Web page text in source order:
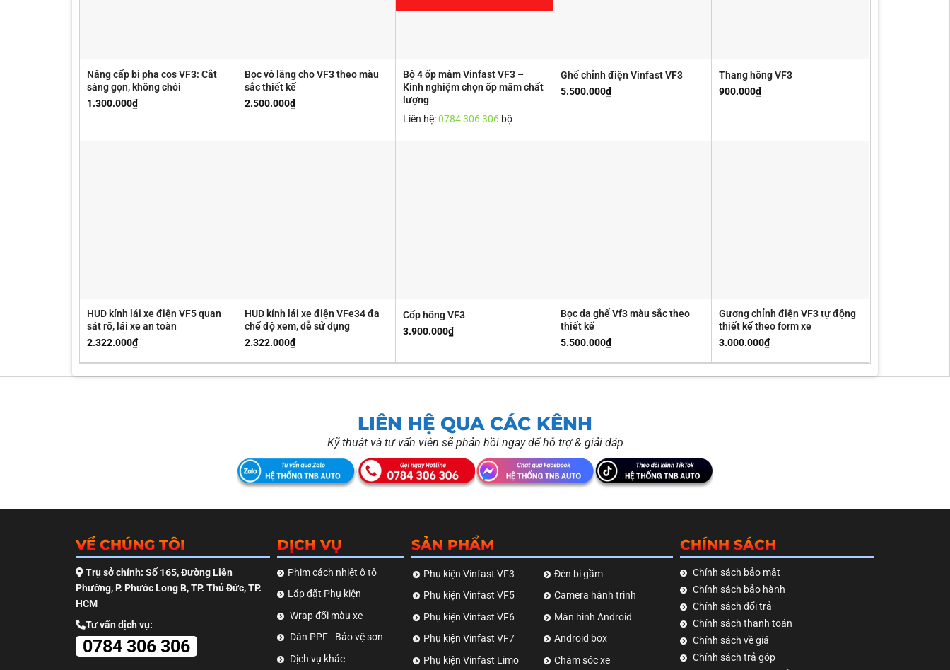
Nâng cấp bi pha cos VF3: Cắt
sáng gọn, không chói
1.300.000₫
Bọc vô lăng cho VF3 theo màu
sắc thiết kế
2.500.000₫
Bộ 4 ốp mâm Vinfast VF3 –
Kinh nghiệm chọn ốp mâm chất
lượng
Liên hệ:0784 306 306bộ
Ghế chỉnh điện Vinfast VF3
5.500.000₫
Thang hông VF3
900.000₫
HUD kính lái xe điện VF5 quan
sát rõ, lái xe an toàn
2.322.000₫
HUD kính lái xe điện VFe34 đa
chế độ xem, dễ sử dụng
2.322.000₫
Cốp hông VF3
3.900.000₫
Bọc da ghế Vf3 màu sắc theo
thiết kế
5.500.000₫
Gương chỉnh điện VF3 tự động
thiết kế theo form xe
3.000.000₫
LIÊN HỆ QUA CÁC KÊNH
Kỹ thuật và tư vấn viên sẽ phản hồi ngay để hỗ trợ & giải đáp
VỀ CHÚNG TÔI
Trụ sở chính: Số 165, Đường Liên
Phường, P. Phước Long B, TP. Thủ Đức, TP.
HCM
Tư vấn dịch vụ:
0784 306 306
DỊCH VỤ
Phim cách nhiệt ô tô
Lắp đặt Phụ kiện
Wrap đổi màu xe
Dán PPF - Bảo vệ sơn
Dịch vụ khác
SẢN PHẨM
Phụ kiện Vinfast VF3
Phụ kiện Vinfast VF5
Phụ kiện Vinfast VF6
Phụ kiện Vinfast VF7
Phụ kiện Vinfast Limo
Đèn bi gầm
Camera hành trình
Màn hình Android
Android box
Chăm sóc xe
CHÍNH SÁCH
Chính sách bảo mật
Chính sách bảo hành
Chính sách đổi trả
Chính sách thanh toán
Chính sách về giá
Chính sách trả góp